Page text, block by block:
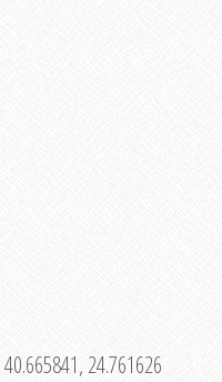
40.665841, 24.761626